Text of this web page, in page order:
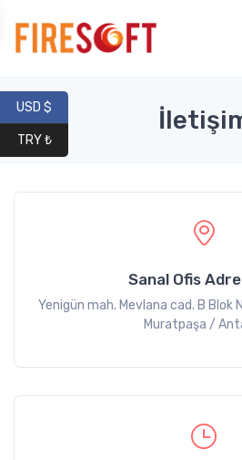
Sanal Ofis
Yenigün mah. Mevlana cad. B Blok
Muratpaşa /
USD $
TRY ₺